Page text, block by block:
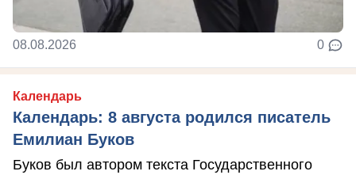
08.08.2026 0
Календарь
Календарь: 8 августа родился писатель
Емилиан Буков
Буков был автором текста Государственного